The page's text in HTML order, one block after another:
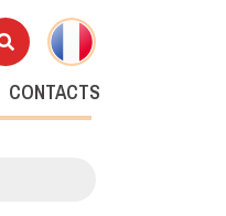
CONTACTS